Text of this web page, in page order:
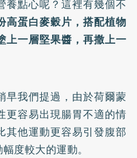
養點心呢？這裡有幾個不
高蛋白麥穀片，搭配植物
上一層堅果醬，再撒上一
早我們提過，由於荷爾蒙
更容易出現腸胃不適的情
其他運動更容易引發腹部
度較大的運動。